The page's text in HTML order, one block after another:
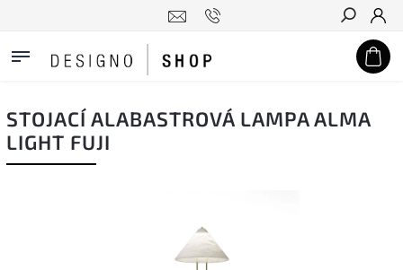
Hledat
STOJACÍ ALABASTROVÁ LAMPA ALMA
LIGHT FUJI